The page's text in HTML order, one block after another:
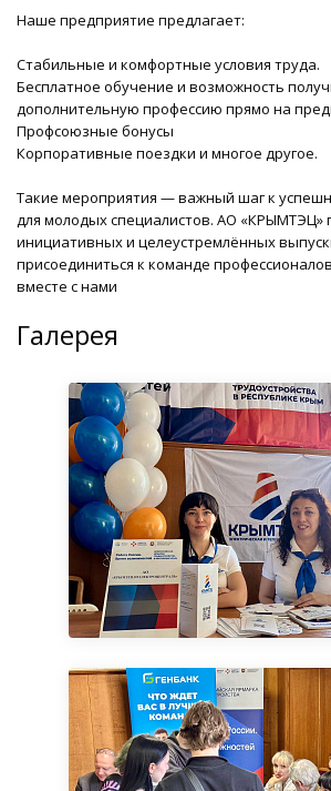
Наше предприятие предлагает:
Стабильные и комфортные условия труда.
Бесплатное обучение и возможность
дополнительную профессию прямо на
Профсоюзные бонусы
Корпоративные поездки и многое другое.
Такие мероприятия — важный шаг к
для молодых специалистов. АО «КРЫМТЭЦ»
инициативных и целеустремлённых
присоединиться к команде
вместе с нами
Галерея